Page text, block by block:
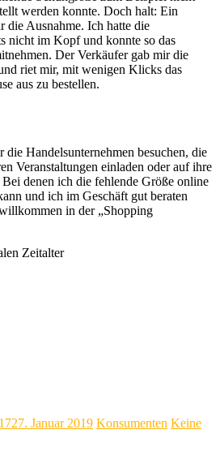
werden konnte. Doch halt: Ein
die Ausnahme. Ich hatte die
nicht im Kopf und konnte so das
Der Verkäufer gab mir die
riet mir, mit wenigen Klicks das
aus zu bestellen.
Handelsunternehmen besuchen, die
Veranstaltungen einladen oder auf ihre
denen ich die fehlende Größe online
und ich im Geschäft gut beraten
in der „Shopping
Zeitalter
27. Januar 2019 Konsumenten Keine